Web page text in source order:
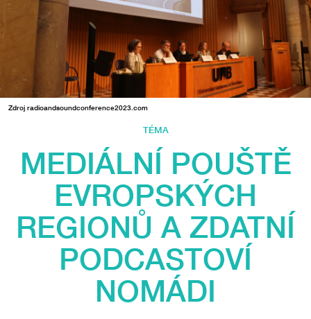
Zdroj radioandsoundconference2023.com
TÉMA
MEDIÁLNÍ POUŠTĚ
EVROPSKÝCH
REGIONŮ A ZDATNÍ
PODCASTOVÍ
NOMÁDI